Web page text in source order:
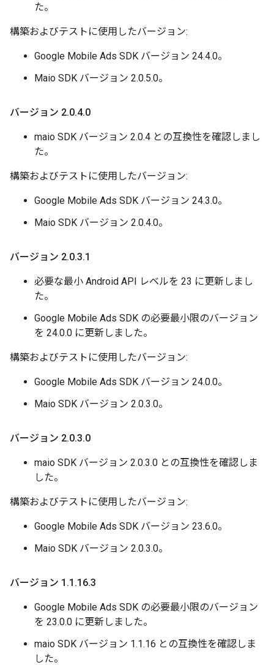
た。
構築およびテストに使用したバージョン:
Google Mobile Ads SDK バージョン 24.4.0。
Maio SDK バージョン 2.0.5.0。
バージョン 2.0.4.0
maio SDK バージョン 2.0.4 との互換性を確認しまし
た。
構築およびテストに使用したバージョン:
Google Mobile Ads SDK バージョン 24.3.0。
Maio SDK バージョン 2.0.4.0。
バージョン 2.0.3.1
必要な最小 Android API レベルを 23 に更新しまし
た。
Google Mobile Ads SDK の必要最小限のバージョン
を 24.0.0 に更新しました。
構築およびテストに使用したバージョン:
Google Mobile Ads SDK バージョン 24.0.0。
Maio SDK バージョン 2.0.3.0。
バージョン 2.0.3.0
maio SDK バージョン 2.0.3.0 との互換性を確認しま
した。
構築およびテストに使用したバージョン:
Google Mobile Ads SDK バージョン 23.6.0。
Maio SDK バージョン 2.0.3.0。
バージョン 1 .1 .16.3
Google Mobile Ads SDK の必要最小限のバージョン
を 23.0.0 に更新しました。
maio SDK バージョン 1.1.16 との互換性を確認しま
した。